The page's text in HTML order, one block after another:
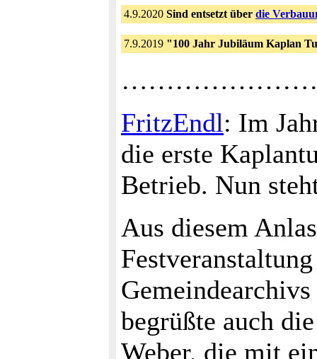
4.9.2020 Sind entsetzt über die
7.9.2019 "100 Jahr Jubiläum Kaplan
FritzEndl: Im
die erste
Betrieb. Nun
Aus diesem
begrüßte auch
Weber, die mit